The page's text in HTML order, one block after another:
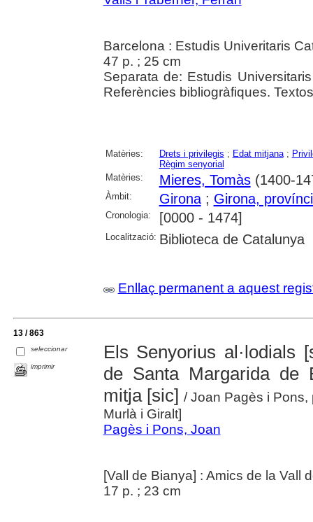
Barcelona : Estudis Univeritaris
47 p. ; 25 cm
Separata de: Estudis
Referències bibliogràfiques.
Matèries: Drets i privilegis ; Edat mitjana;
Règim senyorial
Matèries:
Mieres, Tomàs(1400-
Àmbit: Girona; Girona,
Cronologia: [0000 - 1474]
Localització: Biblioteca de Catalunya
Enllaç permanent a aquest
13 / 863
seleccionar
imprimir
Els Senyorius al·lodials
de Santa Margarida de
mitja [sic] / Joan Pagès i
Murlà i Giralt]
Pagès i Pons, Joan
[Vall de Bianya] : Amics de la Vall
17 p. ; 23 cm